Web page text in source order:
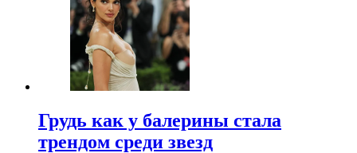
Грудь как у балерины стала
трендом среди звезд